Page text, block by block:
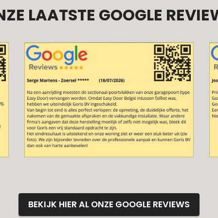
LAATSTE GOOGLE
BEKIJK HIER AL ONZE GOOGLE REVIEWS